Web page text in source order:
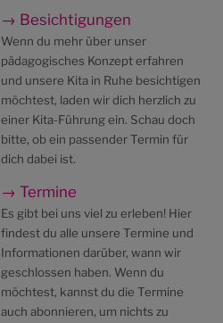
→ Besichtigungen
Wenn du mehr über unser
pädagogisches Konzept erfahren
und unsere Kita in Ruhe besichtigen
möchtest, laden wir dich herzlich zu
einer Kita-Führung ein. Schau doch
bitte, ob ein passender Termin für
dich dabei ist.
→ Termine
Es gibt bei uns viel zu erleben! Hier
findest du alle unsere Termine und
Informationen darüber, wann wir
geschlossen haben. Wenn du
möchtest, kannst du die Termine
auch abonnieren, um nichts zu